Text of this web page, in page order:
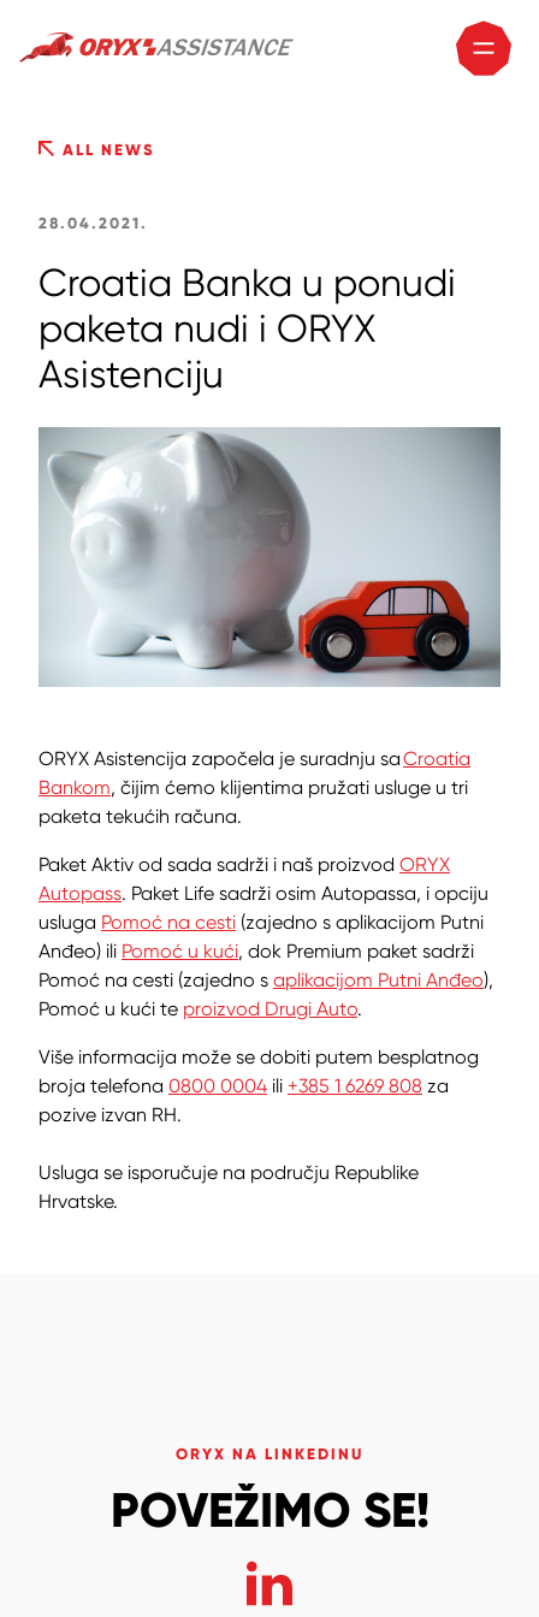
ALL NEWS
28.04.2021.
Croatia Banka u ponudi
paketa nudi i ORYX
Asistenciju
ORYX Asistencija započela je suradnju saCroatia
Bankom, čijim ćemo klijentima pružati usluge u tri
paketa tekućih računa.
Paket Aktiv od sada sadrži i naš proizvod ORYX
Autopass. Paket Life sadrži osim Autopassa, i opciju
usluga Pomoć na cesti (zajedno s aplikacijom Putni
Anđeo) ili Pomoć u kući, dok Premium paket sadrži
Pomoć na cesti (zajedno s aplikacijom Putni Anđeo),
Pomoć u kući te proizvod Drugi Auto.
Više informacija može se dobiti putem besplatnog
broja telefona 0800 0004 ili +385 1 6269 808 za
pozive izvan RH.
Usluga se isporučuje na području Republike
Hrvatske.
ORYX NA LINKEDINU
POVEŽIMO SE!